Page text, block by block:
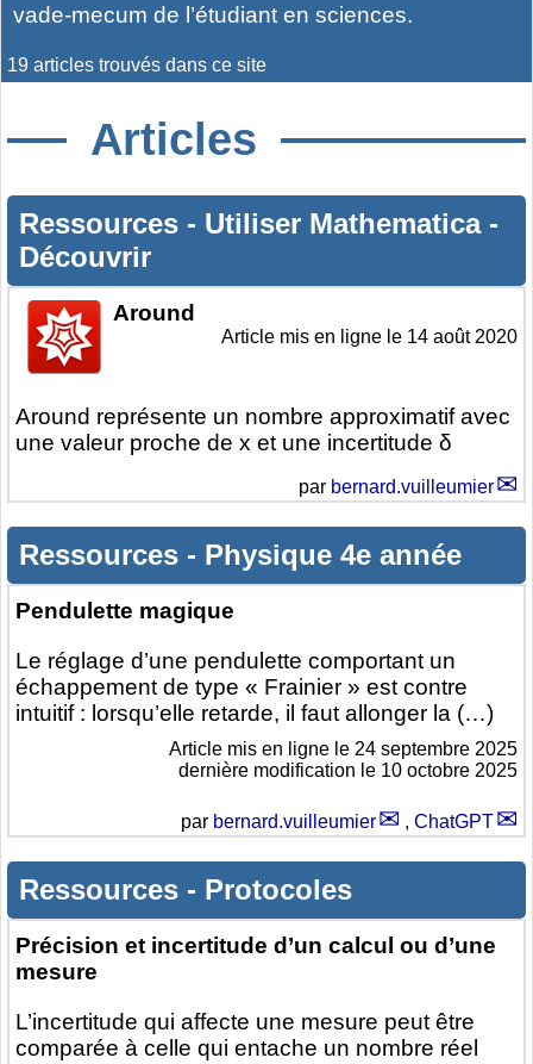
vade-mecum de l’étudiant en sciences.
19 articles trouvés dans ce site
Articles
Ressources - Utiliser Mathematica -
Découvrir
Around
Around représente un nombre approximatif avec
une valeur proche de x et une incertitude δ
Article mis en ligne le 14 août 2020
par bernard.vuilleumier
Ressources - Physique 4e année
Pendulette magique
Le réglage d’une pendulette comportant un
échappement de type « Frainier » est contre
intuitif : lorsqu’elle retarde, il faut allonger la (…)
Article mis en ligne le 24 septembre 2025
dernière modification le 10 octobre 2025
par bernard.vuilleumier , ChatGPT
Ressources - Protocoles
Précision et incertitude d’un calcul ou d’une
mesure
L’incertitude qui affecte une mesure peut être
comparée à celle qui entache un nombre réel